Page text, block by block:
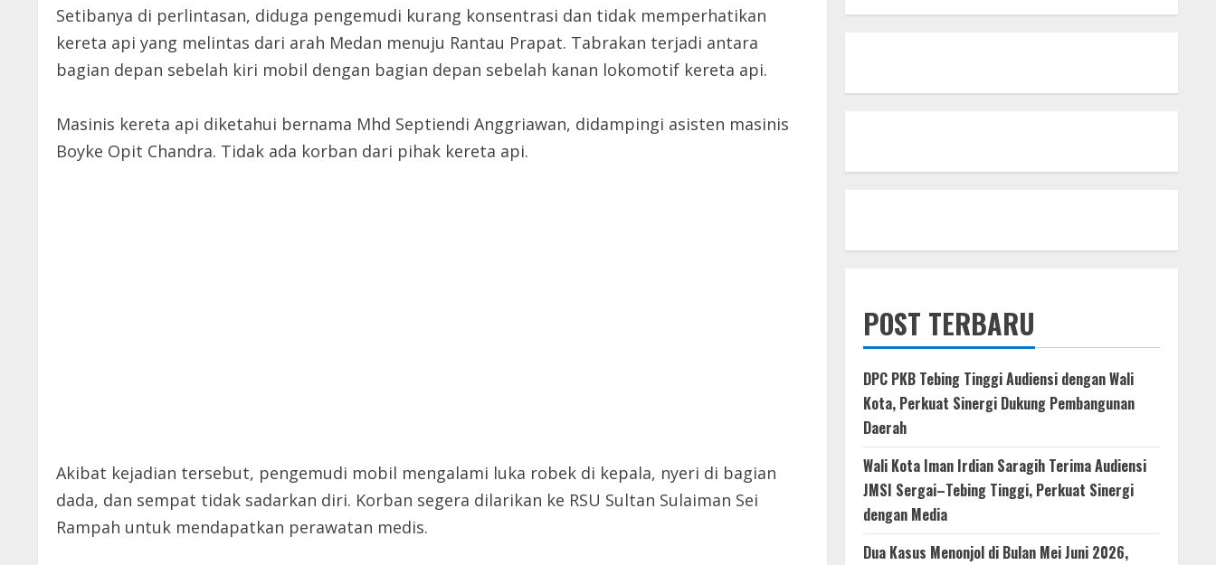
Setibanya di perlintasan, diduga pengemudi kurang konsentrasi dan tidak memperhatikan
kereta api yang melintas dari arah Medan menuju Rantau Prapat. Tabrakan terjadi antara
bagian depan sebelah kiri mobil dengan bagian depan sebelah kanan lokomotif kereta api.
Masinis kereta api diketahui bernama Mhd Septiendi Anggriawan, didampingi asisten masinis
Boyke Opit Chandra. Tidak ada korban dari pihak kereta api.
Akibat kejadian tersebut, pengemudi mobil mengalami luka robek di kepala, nyeri di bagian
dada, dan sempat tidak sadarkan diri. Korban segera dilarikan ke RSU Sultan Sulaiman Sei
Rampah untuk mendapatkan perawatan medis.
POST TERBARU
DPC PKB Tebing Tinggi Audiensi dengan Wali
Kota, Perkuat Sinergi Dukung Pembangunan
Daerah
Wali Kota Iman Irdian Saragih Terima Audiensi
JMSI Sergai–Tebing Tinggi, Perkuat Sinergi
dengan Media
Dua Kasus Menonjol di Bulan Mei Juni 2026,